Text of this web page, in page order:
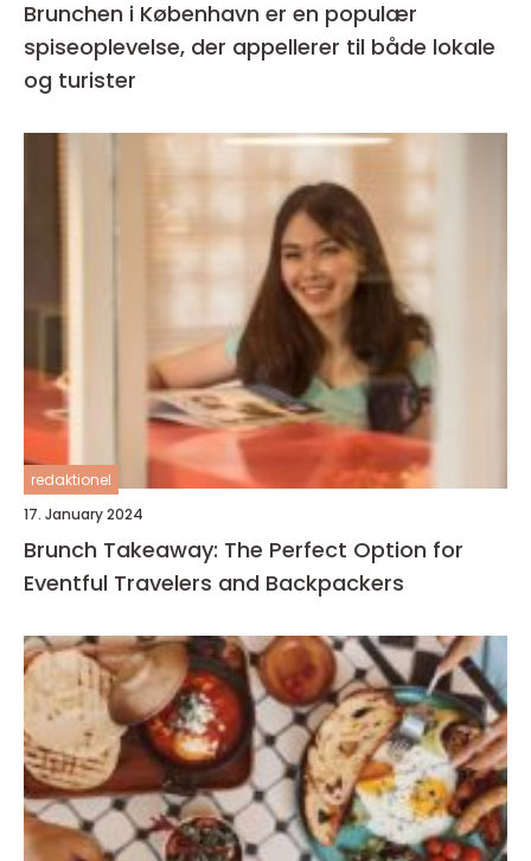
Brunchen i København er en populær
spiseoplevelse, der appellerer til både lokale
og turister
redaktionel
17. January 2024
Brunch Takeaway: The Perfect Option for
Eventful Travelers and Backpackers